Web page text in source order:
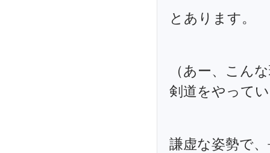
とあります。
（あー、こん
剣道をやって
謙虚な姿勢で